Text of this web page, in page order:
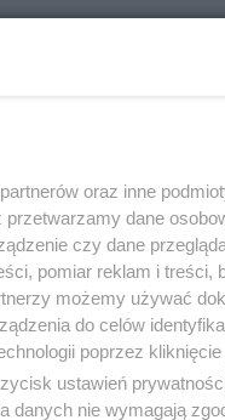
oraz inne
dane
czy dane
pomiar reklam i treści,
możemy używać
do celów
poprzez
ustawień
danych nie wymagają